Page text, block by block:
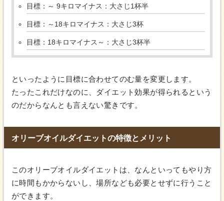
目標：～ 9キロマイナス：大さじ1杯半
目標：～18キロマイナス：大さじ3杯
目標：18キロマイナス～：大さじ3杯半
といったように目標に合わせてのむ量を変更します。
たったこれだけなのに、ダイエット効果が得られるという
のだからなんとも言えない驚きです。
オリーブオイルダイエットの特徴とメリット
このオリーブオイルダイエットは、なんといってもやり方
に時間もかからないし、場所なども必要とせずに行うこと
ができます。